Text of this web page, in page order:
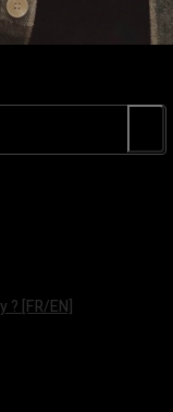
? [FR/EN]